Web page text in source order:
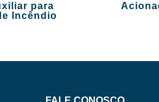
para
Incêndio